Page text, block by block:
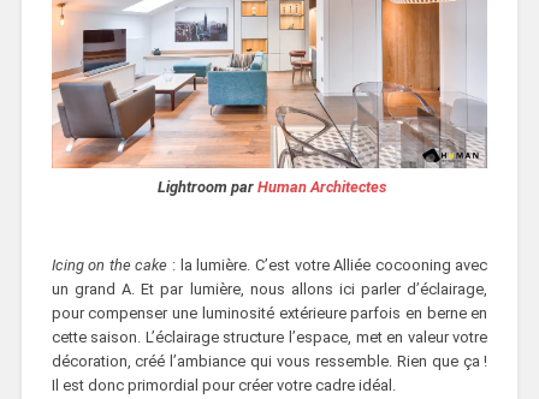
Lightroom par Human Architectes
Icing on the cake : la lumière. C’est votre Alliée cocooning avec
un grand A. Et par lumière, nous allons ici parler d’éclairage,
pour compenser une luminosité extérieure parfois en berne en
cette saison. L’éclairage structure l’espace, met en valeur votre
décoration, créé l’ambiance qui vous ressemble. Rien que ça !
Il est donc primordial pour créer votre cadre idéal.